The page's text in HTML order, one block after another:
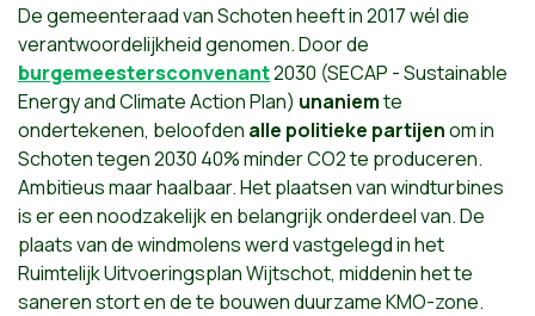
De gemeenteraad van Schoten heeft in 2017 wél die
verantwoordelijkheid genomen. Door de
burgemeestersconvenant2030 (SECAP - Sustainable
Energy and Climate Action Plan) unaniemte
ondertekenen, beloofden alle politieke partijenom in
Schoten tegen 2030 40% minder CO2 te produceren.
Ambitieus maar haalbaar. Het plaatsen van windturbines
is er een noodzakelijk en belangrijk onderdeel van. De
plaats van de windmolens werd vastgelegd in het
Ruimtelijk Uitvoeringsplan Wijtschot, middenin het te
saneren stort en de te bouwen duurzame KMO-zone.